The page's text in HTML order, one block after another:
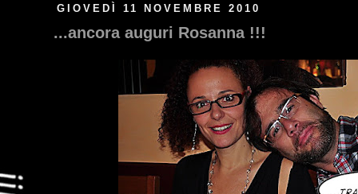
GIOVEDÌ 11 NOVEMBRE 2010
...ancora auguri Rosanna !!!